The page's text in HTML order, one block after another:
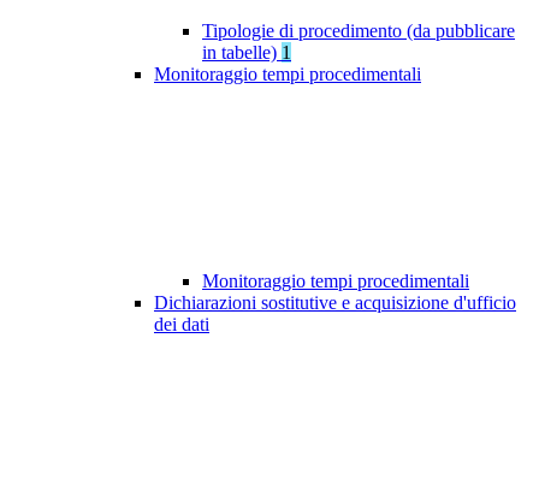
Tipologie di procedimento (da pubblicare
in tabelle) 1
Monitoraggio tempi procedimentali
Monitoraggio tempi procedimentali
Dichiarazioni sostitutive e acquisizione d'ufficio
dei dati